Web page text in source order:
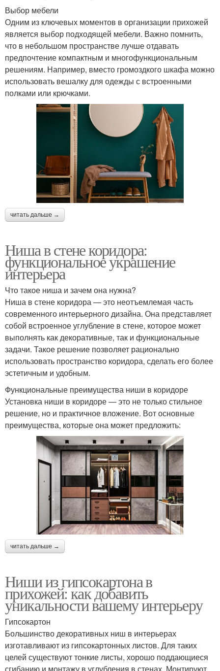
Выбор мебели
Одним из ключевых моментов в организации прихожей
является выбор подходящей мебели. Важно помнить,
что в небольшом пространстве лучше отдавать
предпочтение компактным и многофункциональным
решениям. Например, вместо громоздкого шкафа можно
использовать вешалку для одежды с встроенными
полками или крючками.
читать дальше →
Ниша в стене коридора:
функциональное украшение
интерьера
Что такое ниша и зачем она нужна?
Ниша в стене коридора — это неотъемлемая часть
современного интерьерного дизайна. Она представляет
собой встроенное углубление в стене, которое может
выполнять как декоративные, так и функциональные
задачи. Такое решение позволяет рационально
использовать пространство коридора, сделать его более
эстетичным и удобным.
Функциональные преимущества ниши в коридоре
Установка ниши в коридоре — это не только стильное
решение, но и практичное вложение. Вот основные
преимущества, которые она может предложить:
читать дальше →
Ниши из гипсокартона в
прихожей: как добавить
уникальности вашему интерьеру
Гипсокартон
Большинство декоративных ниш в интерьерах
изготавливают из гипсокартонных листов. Для таких
целей существуют тонкие листы, хорошо поддающиеся
сгибанию и монтажу в углубления в стенах. Монтируют